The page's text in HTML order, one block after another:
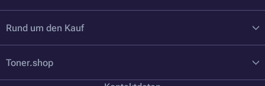
Rund um den Kauf
Toner.shop